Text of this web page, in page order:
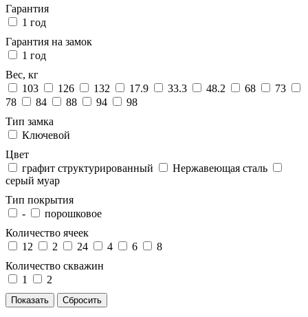
Гарантия
1 год
Гарантия на замок
1 год
Вес, кг
103
126 132 17.9 33.3 48.2 68
73
78
84 88 94
98
Тип замка
Ключевой
Цвет
графит структурированный
Нержавеющая сталь
серый муар
Тип покрытия
-
порошковое
Количество ячеек
12
2 24 4 6
8
Количество скважин
1
2